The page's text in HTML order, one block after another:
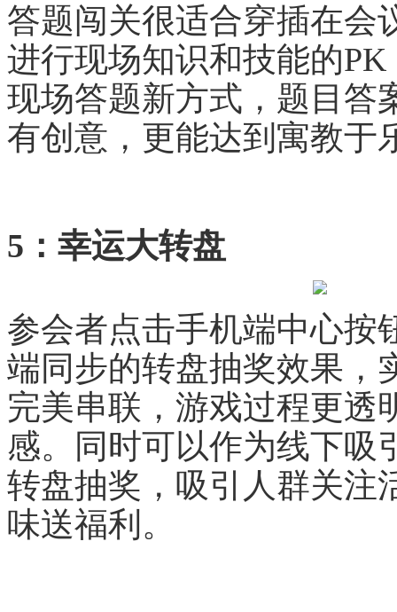
答题闯关很适合穿插在会
进行现场知识和技能的
现场答题新方式，题目答
有创意，更能达到寓教于
5：幸运大转盘
参会者点击手机端中心按
端同步的转盘抽奖效果，
完美串联，游戏过程更透
感。同时可以作为线下吸
转盘抽奖，吸引人群关注
味送福利。